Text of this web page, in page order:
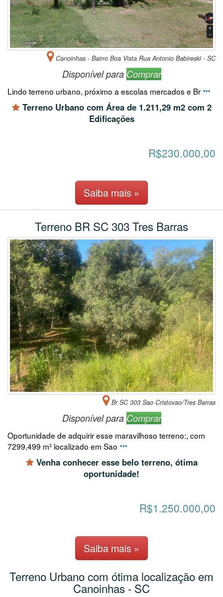
Canoinhas - Bairro Boa Vista Rua Antonio Babireski - SC
Disponível para Comprar
Lindo terreno urbano, próximo a escolas mercados e Br
Terreno Urbano com Área de 1.211,29 m2 com 2
Edificações
R$230.000,00
Saiba mais »
Terreno BR SC 303 Tres Barras
Br SC 303 Sao Cristovao/Tres Barras
Disponível para Comprar
Oportunidade de adquirir esse maravilhoso terreno:, com
7299,499 m² localizado em Sao
Venha conhecer esse belo terreno, ótima
oportunidade!
R$1.250.000,00
Saiba mais »
Terreno Urbano com ótima localização em
Canoinhas - SC